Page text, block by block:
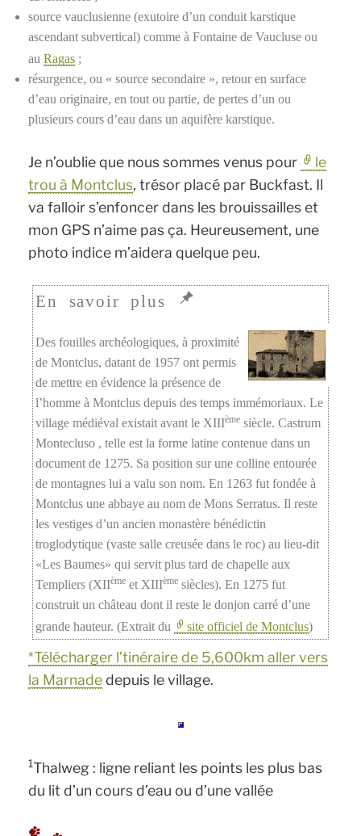
source vauclusienne (exutoire d’un conduit karstique
ascendant subvertical) comme à Fontaine de Vaucluse ou
auRagas ;
résurgence, ou « source secondaire », retour en surface
d’eau originaire, en tout ou partie, de pertes d’un ou
plusieurs cours d’eau dans un aquifère karstique.
Je n’oublie que nous sommes venus pour
le
trou à Montclus, trésor placé par Buckfast. Il
va falloir s’enfoncer dans les brouissailles et
mon GPS n’aime pas ça. Heureusement, une
photo indice m’aidera quelque peu.
Des fouilles archéologiques, à proximité
de Montclus, datant de 1957 ont permis
de mettre en évidence la présence de
l’homme à Montclus depuis des temps immémoriaux. Le
village médiéval existait avant le XIIIème siècle. Castrum
Montecluso , telle est la forme latine contenue dans un
document de 1275. Sa position sur une colline entourée
de montagnes lui a valu son nom. En 1263 fut fondée à
Montclus une abbaye au nom de Mons Serratus. Il reste
les vestiges d’un ancien monastère bénédictin
troglodytique (vaste salle creusée dans le roc) au lieu-dit
«Les Baumes» qui servit plus tard de chapelle aux
Templiers (XIIème et XIIIème siècles). En 1275 fut
construit un château dont il reste le donjon carré d’une
grande hauteur.(Extrait du site officiel de Montclus)
*Télécharger l’tinéraire de 5,600km aller vers
la Marnadedepuis le village.
1Thalweg : ligne reliant les points les plus bas
du lit d’un cours d’eau ou d’une vallée